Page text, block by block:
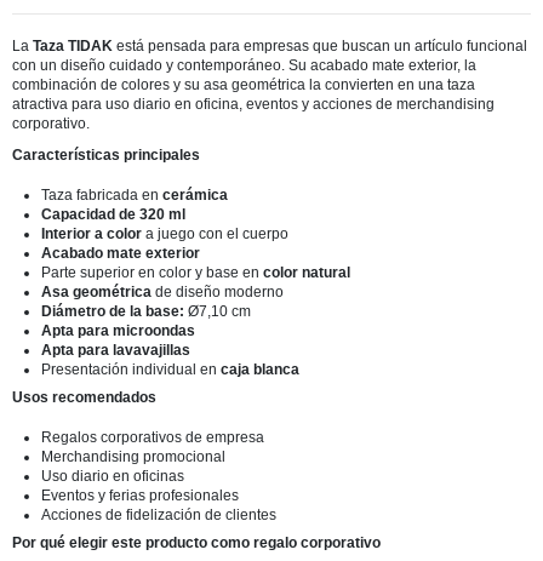
La Taza TIDAK está pensada para empresas que buscan un artículo funcional
con un diseño cuidado y contemporáneo. Su acabado mate exterior, la
combinación de colores y su asa geométrica la convierten en una taza
atractiva para uso diario en oficina, eventos y acciones de merchandising
corporativo.
Características principales
Taza fabricada en cerámica
Capacidad de 320 ml
Interior a color a juego con el cuerpo
Acabado mate exterior
Parte superior en color y base en color natural
Asa geométrica de diseño moderno
Diámetro de la base: Ø7,10 cm
Apta para microondas
Apta para lavavajillas
Presentación individual en caja blanca
Usos recomendados
Regalos corporativos de empresa
Merchandising promocional
Uso diario en oficinas
Eventos y ferias profesionales
Acciones de fidelización de clientes
Por qué elegir este producto como regalo corporativo